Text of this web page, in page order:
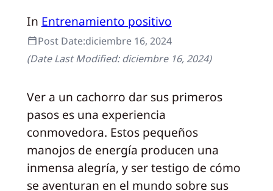
In Entrenamiento positivo
Post Date:diciembre 16, 2024
(Date Last Modified:diciembre 16, 2024)
Ver a un cachorro dar sus primeros
pasos es una experiencia
conmovedora. Estos pequeños
manojos de energía producen una
inmensa alegría, y ser testigo de cómo
se aventuran en el mundo sobre sus